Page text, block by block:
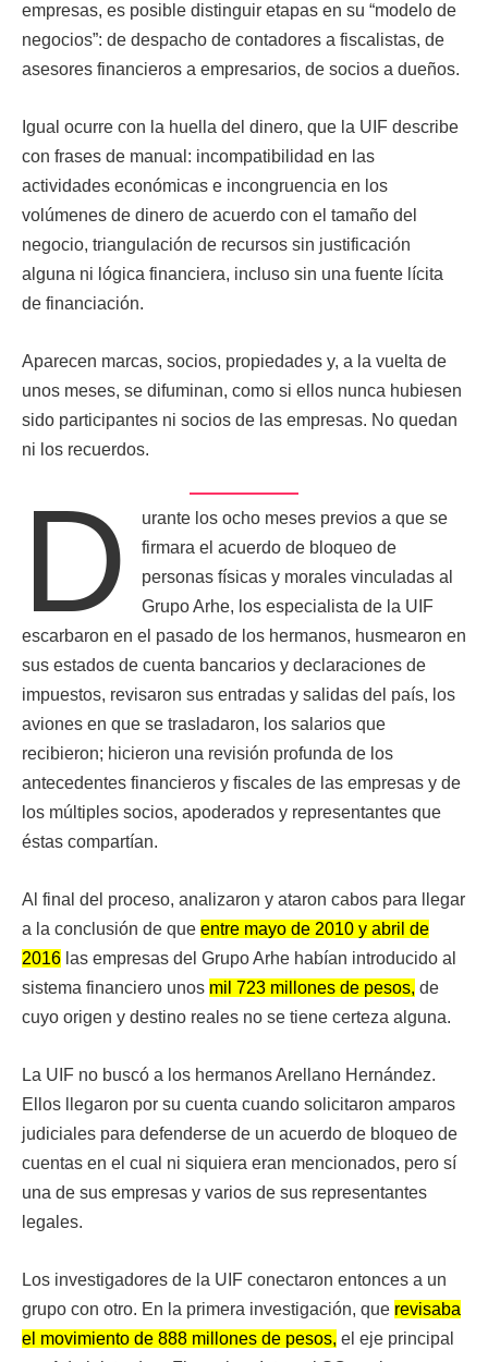
empresas, es posible distinguir etapas en su “modelo de
negocios”: de despacho de contadores a fiscalistas, de
asesores financieros a empresarios, de socios a dueños.
Igual ocurre con la huella del dinero, que la UIF describe
con frases de manual: incompatibilidad en las
actividades económicas e incongruencia en los
volúmenes de dinero de acuerdo con el tamaño del
negocio, triangulación de recursos sin justificación
alguna ni lógica financiera, incluso sin una fuente lícita
de financiación.
Aparecen marcas, socios, propiedades y, a la vuelta de
unos meses, se difuminan, como si ellos nunca hubiesen
sido participantes ni socios de las empresas. No quedan
ni los recuerdos.
D
urante los ocho meses previos a que se
firmara el acuerdo de bloqueo de
personas físicas y morales vinculadas al
Grupo Arhe, los especialista de la UIF
escarbaron en el pasado de los hermanos, husmearon en
sus estados de cuenta bancarios y declaraciones de
impuestos, revisaron sus entradas y salidas del país, los
aviones en que se trasladaron, los salarios que
recibieron; hicieron una revisión profunda de los
antecedentes financieros y fiscales de las empresas y de
los múltiples socios, apoderados y representantes que
éstas compartían.
Al final del proceso, analizaron y ataron cabos para llegar
a la conclusión de que entre mayo de 2010 y abril de
2016 las empresas del Grupo Arhe habían introducido al
sistema financiero unos mil 723 millones de pesos, de
cuyo origen y destino reales no se tiene certeza alguna.
La UIF no buscó a los hermanos Arellano Hernández.
Ellos llegaron por su cuenta cuando solicitaron amparos
judiciales para defenderse de un acuerdo de bloqueo de
cuentas en el cual ni siquiera eran mencionados, pero sí
una de sus empresas y varios de sus representantes
legales.
Los investigadores de la UIF conectaron entonces a un
grupo con otro. En la primera investigación, que revisaba
el movimiento de 888 millones de pesos, el eje principal